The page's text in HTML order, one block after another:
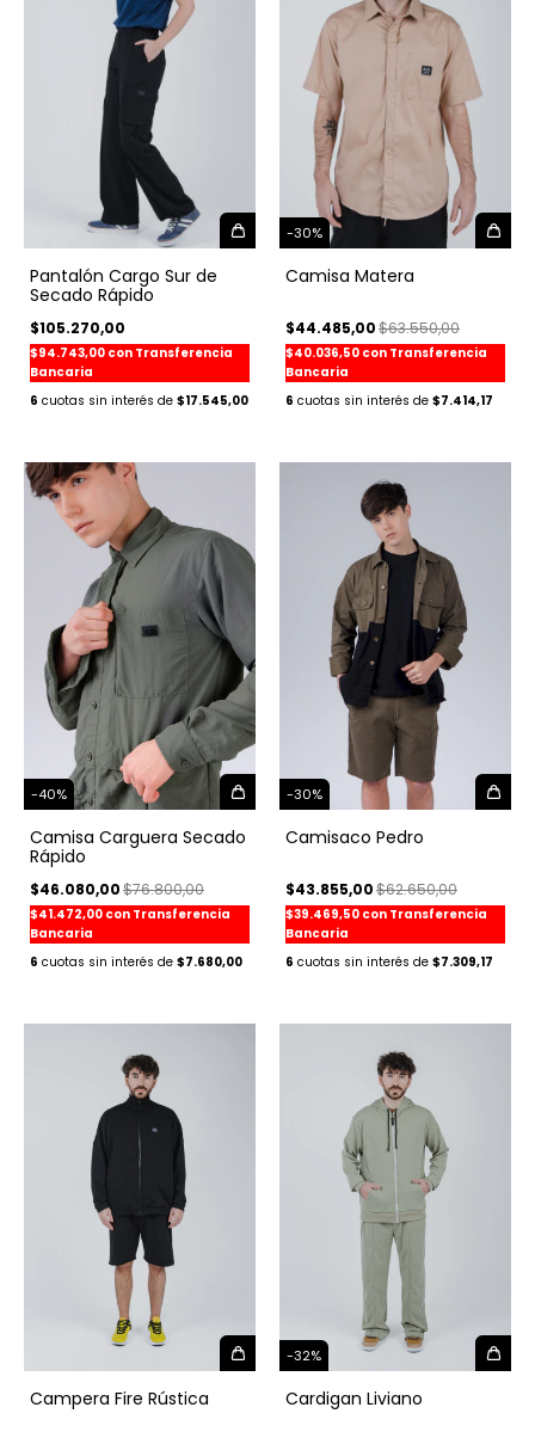
Pantalón Cargo Sur de
Secado Rápido
$105.270,00
$94.743,00 con Transferencia
Bancaria
6
$17.545,00
-30%
Camisa Matera
$44.485,00$63.550,00
$40.036,50 con Transferencia
Bancaria
6
$7.414,17
-40%
Camisa Carguera Secado
Rápido
$46.080,00$76.800,00
$41.472,00 con Transferencia
Bancaria
6
$7.680,00
-30%
Camisaco Pedro
$43.855,00$62.650,00
$39.469,50 con Transferencia
Bancaria
6
$7.309,17
Campera Fire Rústica
-32%
Cardigan Liviano